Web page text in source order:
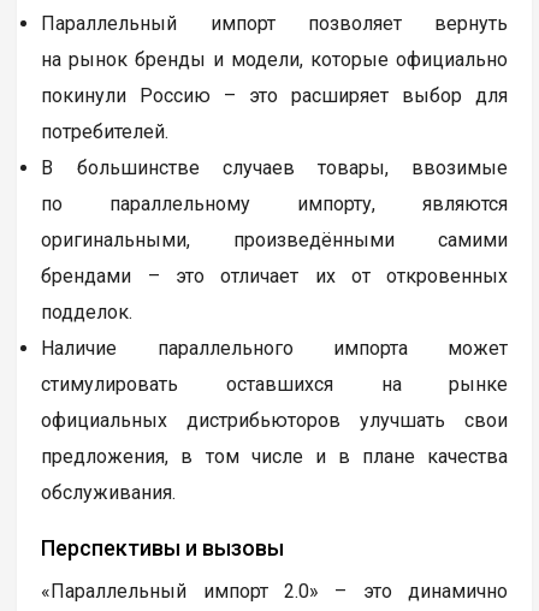
Параллельный импорт позволяет вернуть
на рынок бренды и модели, которые официально
покинули Россию – это расширяет выбор для
потребителей.
В большинстве случаев товары, ввозимые
по параллельному импорту, являются
оригинальными, произведёнными самими
брендами – это отличает их от откровенных
подделок.
Наличие параллельного импорта может
стимулировать оставшихся на рынке
официальных дистрибьюторов улучшать свои
предложения, в том числе и в плане качества
обслуживания.
Перспективы и вызовы
«Параллельный импорт 2.0» – это динамично